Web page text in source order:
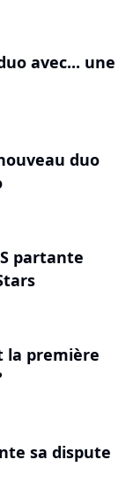
avec... une
duo
partante
la première
sa dispute